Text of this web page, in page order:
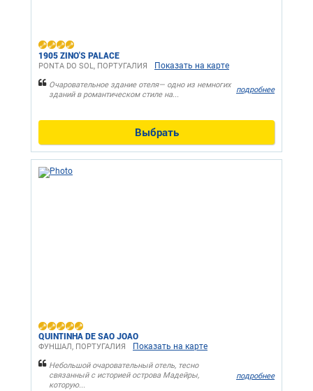
1905 ZINO'S PALACE
PONTA DO SOL, ПОРТУГАЛИЯ Показать на карте
Очаровательное здание отеля— одно из немногих
зданий в романтическом стиле на...
подробнее
Выбрать
QUINTINHA DE SAO JOAO
ФУНШАЛ, ПОРТУГАЛИЯ Показать на карте
Небольшой очаровательный отель, тесно
связанный с историей острова Мадейры,
которую...
подробнее